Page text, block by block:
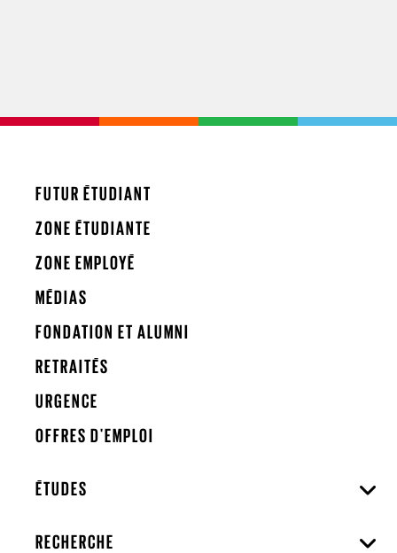
FUTUR ÉTUDIANT
ZONE ÉTUDIANTE
ZONE EMPLOYÉ
MÉDIAS
FONDATION ET ALUMNI
RETRAITÉS
URGENCE
OFFRES D'EMPLOI
ÉTUDES
RECHERCHE